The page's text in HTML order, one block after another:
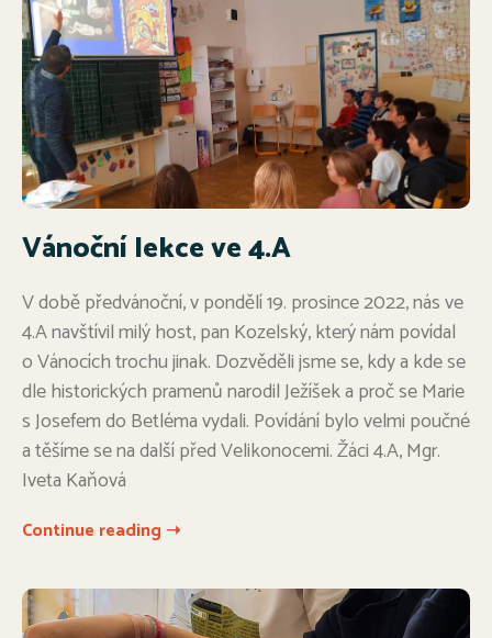
Vánoční lekce ve 4.A
V době předvánoční, v pondělí 19. prosince 2022, nás ve
4.A navštívil milý host, pan Kozelský, který nám povídal
o Vánocích trochu jinak. Dozvěděli jsme se, kdy a kde se
dle historických pramenů narodil Ježíšek a proč se Marie
s Josefem do Betléma vydali. Povídání bylo velmi poučné
a těšíme se na další před Velikonocemi. Žáci 4.A, Mgr.
Iveta Kaňová
Continue reading ➝